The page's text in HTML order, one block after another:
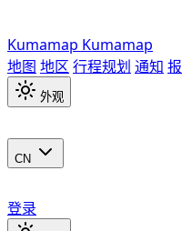
Kumamap Kumamap
地图 地区 行程规划 通知
外观
CN
登录